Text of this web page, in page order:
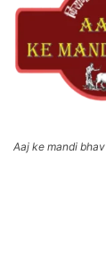
Aaj ke mandi bhav